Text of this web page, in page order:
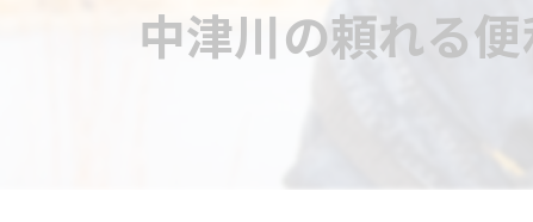
中津川の頼れる